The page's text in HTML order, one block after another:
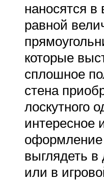
наносятся
равной
которые
сплошное
стена
лоскутного
интересное
оформление
выглядеть в
или в